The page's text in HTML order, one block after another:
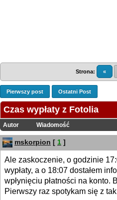
Strona: «
Pierwszy post Ostatni Post
Czas wypłaty z Fotolia
Autor Wiadomość
mskorpion [ 1 ]
Ale zaskoczenie, o godzinie
wypłaty, a o 18:07 dostałem
wpłynięciu płatności na konto.
Pierwszy raz spotykam się z